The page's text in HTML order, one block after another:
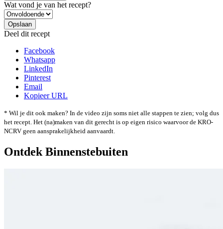
Wat vond je van het recept?
Deel dit recept
Facebook
Whatsapp
LinkedIn
Pinterest
Email
Kopieer URL
* Wil je dit ook maken? In de video zijn soms niet alle stappen te zien; volg dus
het recept. Het (na)maken van dit gerecht is op eigen risico waarvoor de KRO-
NCRV geen aansprakelijkheid aanvaardt.
Ontdek Binnenstebuiten